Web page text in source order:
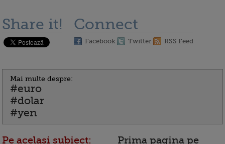
Share it! Connect
Facebook Twitter RSS Feed
Mai multe despre:
#euro
#dolar
#yen
Pe acelasi subiect:
Prima pagina pe